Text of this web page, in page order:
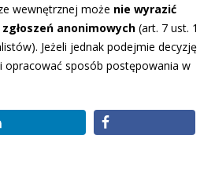
wewnętrznej może nie wyrazić
zgłoszeń anonimowych (art. 7 ust. 1
Jeżeli jednak podejmie decyzję
opracować sposób postępowania w